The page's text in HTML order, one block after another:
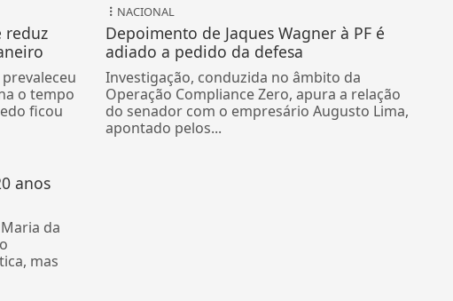
reduz
o tempo
ficou
NACIONAL
Depoimento de Jaques Wagner à PF é
adiado a pedido da defesa
Investigação, conduzida no âmbito da
Operação Compliance Zero, apura a relação
do senador com o empresário Augusto Lima,
apontado pelos...
anos
da
mas